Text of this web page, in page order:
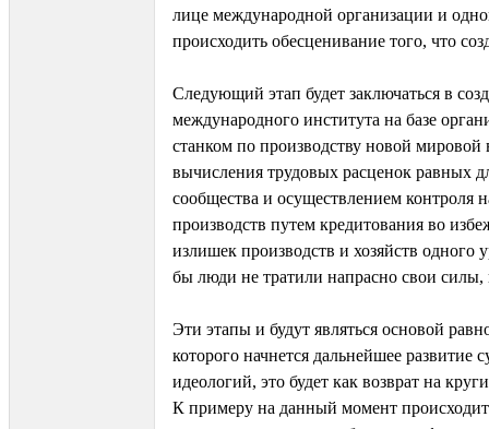
лице международной организации и
происходить обесценивание того, что
Следующий этап будет заключаться в
международного института на базе
станком по производству новой
вычисления трудовых расценок равных
сообщества и осуществлением контроля
производств путем кредитования во
излишек производств и хозяйств одного
бы люди не тратили напрасно свои силы,
Эти этапы и будут являться основой
которого начнется дальнейшее развитие
идеологий, это будет как возврат на
К примеру на данный момент